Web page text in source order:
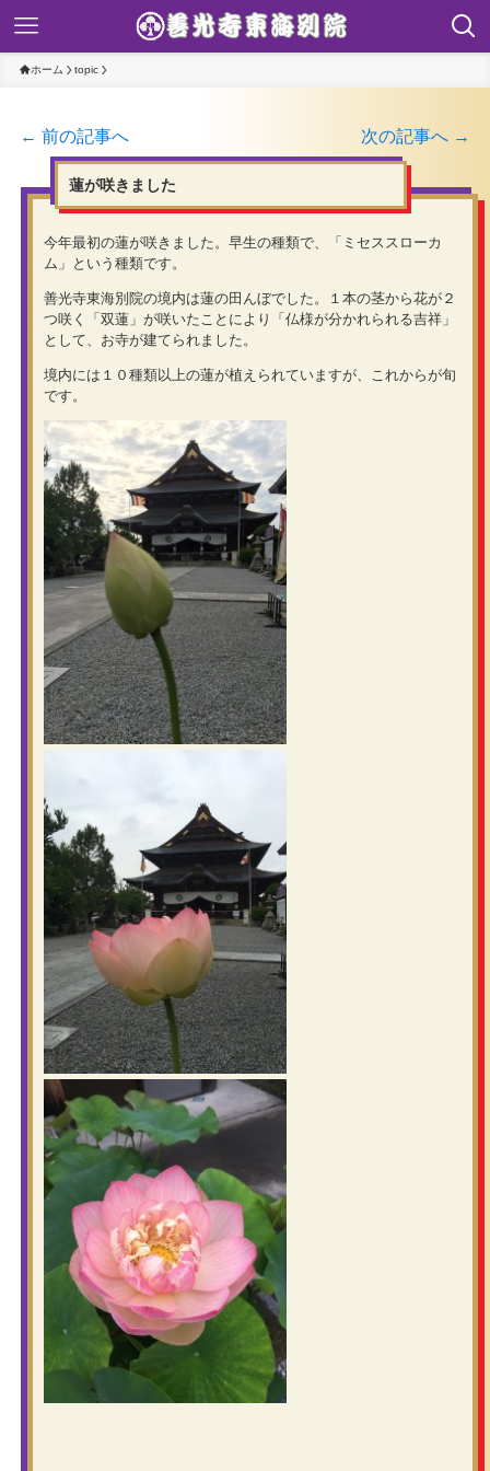
ホーム topic
← 前の記事へ 次の記事へ →
蓮が咲きました
今年最初の蓮が咲きました。早生の種類で、「ミセススローカ
ム」という種類です。
善光寺東海別院の境内は蓮の田んぼでした。１本の茎から花が２
つ咲く「双蓮」が咲いたことにより「仏様が分かれられる吉祥」
として、お寺が建てられました。
境内には１０種類以上の蓮が植えられていますが、これからが旬
です。